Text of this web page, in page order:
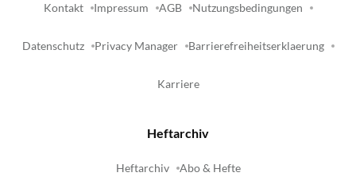
Kontakt Impressum AGB Nutzungsbedingungen
Datenschutz Privacy Manager Barrierefreiheitserklaerung
Karriere
Heftarchiv
Heftarchiv Abo & Hefte